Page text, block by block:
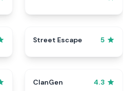
Street Escape 5
ClanGen 4.3